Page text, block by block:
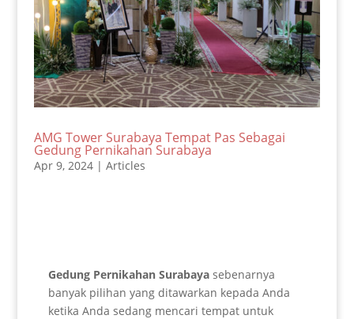
AMG Tower Surabaya Tempat Pas Sebagai
Gedung Pernikahan Surabaya
Apr 9, 2024| Articles
Gedung Pernikahan Surabaya sebenarnya
banyak pilihan yang ditawarkan kepada Anda
ketika Anda sedang mencari tempat untuk